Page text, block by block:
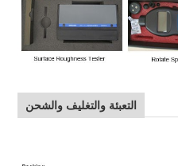
التعبئة والتغليف والشحن